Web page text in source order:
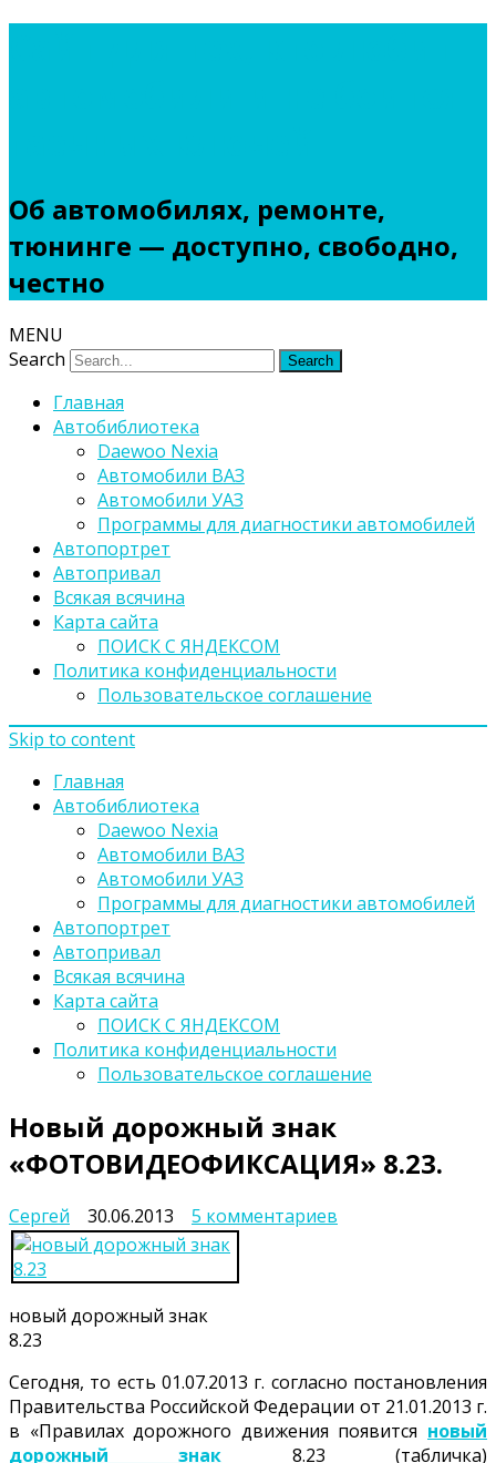
Об автомобилях, ремонте,
тюнинге — доступно, свободно,
честно
MENU
Search
Главная
Автобиблиотека
Daewoo Nexia
Автомобили ВАЗ
Автомобили УАЗ
Программы для диагностики автомобилей
Автопортрет
Автопривал
Всякая всячина
Карта сайта
ПОИСК С ЯНДЕКСОМ
Политика конфиденциальности
Пользовательское соглашение
Skip to content
Главная
Автобиблиотека
Daewoo Nexia
Автомобили ВАЗ
Автомобили УАЗ
Программы для диагностики автомобилей
Автопортрет
Автопривал
Всякая всячина
Карта сайта
ПОИСК С ЯНДЕКСОМ
Политика конфиденциальности
Пользовательское соглашение
Новый дорожный знак
«ФОТОВИДЕОФИКСАЦИЯ» 8.23.
Сергей 30.06.2013 5 комментариев
новый дорожный знак
8.23
Сегодня, то есть 01.07.2013 г. согласно постановления
Правительства Российской Федерации от 21.01.2013 г.
в «Правилах дорожного движения появится новый
дорожный знак 8.23 (табличка)